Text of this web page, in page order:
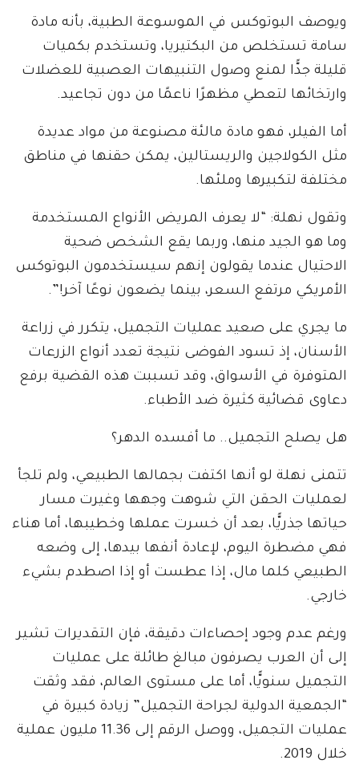
ويوصف البوتوكس في الموسوعة الطبية، بأنه مادة
سامة تستخلص من البكتيريا، وتستخدم بكميات
قليلة جدًّا لمنع وصول التنبيهات العصبية للعضلات
وارتخائها لتعطي مظهرًا ناعمًا من دون تجاعيد.
أما الفيلر، فهو مادة مالئة مصنوعة من مواد عديدة
مثل الكولاجين والريستالين، يمكن حقنها في مناطق
مختلفة لتكبيرها وملئها.
وتقول نهلة: “لا يعرف المريض الأنواع المستخدمة
وما هو الجيد منها، وربما يقع الشخص ضحية
الاحتيال عندما يقولون إنهم سيستخدمون البوتوكس
الأمريكي مرتفع السعر، بينما يضعون نوعًا آخر!”.
ما يجري على صعيد عمليات التجميل، يتكرر في زراعة
الأسنان، إذ تسود الفوضى نتيجة تعدد أنواع الزرعات
المتوفرة في الأسواق، وقد تسببت هذه القضية برفع
دعاوى قضائية كثيرة ضد الأطباء.
هل يصلح التجميل.. ما أفسده الدهر؟
تتمنى نهلة لو أنها اكتفت بجمالها الطبيعي، ولم تلجأ
لعمليات الحقن التي شوهت وجهها وغيرت مسار
حياتها جذريًّا، بعد أن خسرت عملها وخطيبها، أما هناء
فهي مضطرة اليوم، لإعادة أنفها بيدها، إلى وضعه
الطبيعي كلما مال، إذا عطست أو إذا اصطدم بشيء
خارجي.
ورغم عدم وجود إحصاءات دقيقة، فإن التقديرات تشير
إلى أن العرب يصرفون مبالغ طائلة على عمليات
التجميل سنويًّا، أما على مستوى العالم، فقد وثقت
“الجمعية الدولية لجراحة التجميل” زيادة كبيرة في
عمليات التجميل، ووصل الرقم إلى 11.36 مليون عملية
خلال 2019.